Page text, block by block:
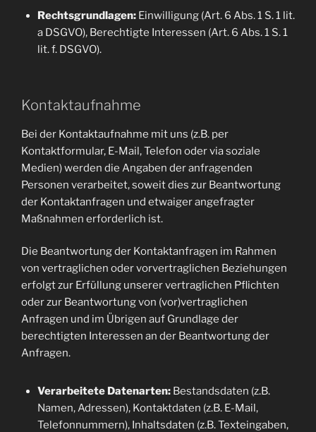
Rechtsgrundlagen:Einwilligung (Art. 6 Abs. 1 S. 1 lit.
a DSGVO), Berechtigte Interessen (Art. 6 Abs. 1 S. 1
lit. f. DSGVO).
Kontaktaufnahme
Bei der Kontaktaufnahme mit uns (z.B. per
Kontaktformular, E-Mail, Telefon oder via soziale
Medien) werden die Angaben der anfragenden
Personen verarbeitet, soweit dies zur Beantwortung
der Kontaktanfragen und etwaiger angefragter
Maßnahmen erforderlich ist.
Die Beantwortung der Kontaktanfragen im Rahmen
von vertraglichen oder vorvertraglichen Beziehungen
erfolgt zur Erfüllung unserer vertraglichen Pflichten
oder zur Beantwortung von (vor)vertraglichen
Anfragen und im Übrigen auf Grundlage der
berechtigten Interessen an der Beantwortung der
Anfragen.
Verarbeitete Datenarten:Bestandsdaten (z.B.
Namen, Adressen), Kontaktdaten (z.B. E-Mail,
Telefonnummern), Inhaltsdaten (z.B. Texteingaben,